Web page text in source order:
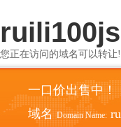
您正在访问的域名可以转让
一口价出售中！
域名 Domain Name: